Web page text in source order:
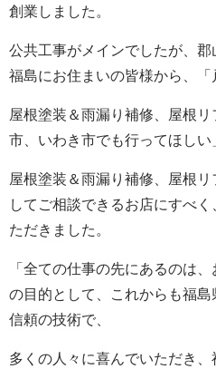
創業しました。
公共工事がメインでしたが、
福島にお住まいの皆様から、「
屋根塗装＆雨漏り補修、屋根リ
市、いわき市でも行ってほしい
屋根塗装＆雨漏り補修、屋根リ
してご相談できるお店にすべ
ただきました。
「全ての仕事の先にあるのは
の目的として、これからも福
信頼の技術で、
多くの人々に喜んでいただき